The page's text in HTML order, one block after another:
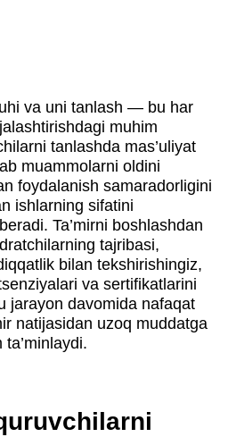
va uni tanlash — bu har
muhim
tanlashda mas’uliyat
muammolarni oldini
foydalanish samaradorligini
ishlarning sifatini
Ta’mirni boshlashdan
tajribasi,
bilan tekshirishingiz,
va sertifikatlarini
jarayon davomida nafaqat
natijasidan uzoq muddatga
ta’minlaydi.